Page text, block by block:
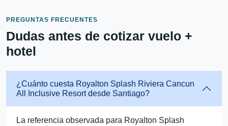
PREGUNTAS FRECUENTES
Dudas antes de cotizar vuelo +
hotel
¿Cuánto cuesta Royalton Splash Riviera Cancun
All Inclusive Resort desde Santiago?
La referencia observada para Royalton Splash